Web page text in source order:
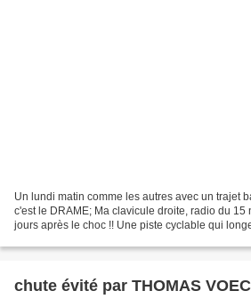
Un lundi matin comme les autres avec un trajet
c'est le DRAME; Ma clavicule droite, radio du 15
jours après le choc !! Une piste cyclable qui
chute évité par THOMAS